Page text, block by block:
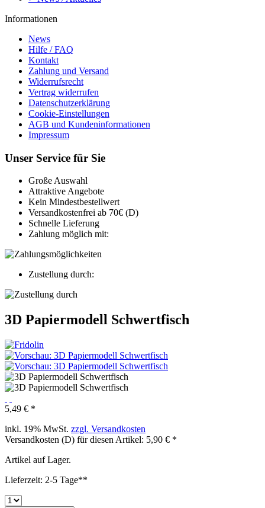
Informationen
News
Hilfe / FAQ
Kontakt
Zahlung und Versand
Widerrufsrecht
Vertrag widerrufen
Datenschutzerklärung
Cookie-Einstellungen
AGB und Kundeninformationen
Impressum
Unser Service für Sie
Große Auswahl
Attraktive Angebote
Kein Mindestbestellwert
Versandkostenfrei ab 70€ (D)
Schnelle Lieferung
Zahlung möglich mit:
Zustellung durch:
3D Papiermodell Schwertfisch
5,49 € *
inkl. 19% MwSt. zzgl. Versandkosten
Versandkosten (D) für diesen Artikel: 5,90 € *
Artikel auf Lager.
Lieferzeit: 2-5 Tage**